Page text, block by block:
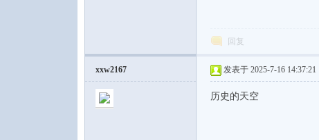
回复
xxw2167 发表于 2025-7-16 14:37:21
历史的天空